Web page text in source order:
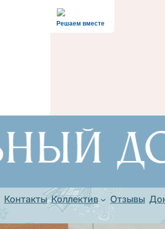
Решаем вместе
Контакты Коллектив Отзывы